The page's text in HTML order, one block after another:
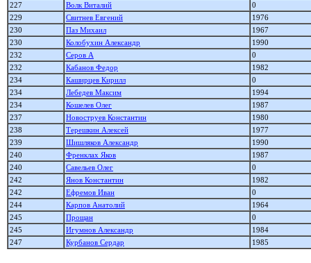
227
Волк Виталий
0
229
Свитнев Евгений
1976
230
Паз Михаил
1967
230
Колобухин Александр
1990
232
Серов А
0
232
Кабанов Федор
1982
234
Каширцев Кирилл
0
234
Лебедев Максим
1994
234
Кошелев Олег
1987
237
Новоструев Константин
1980
238
Терешкин Алексей
1977
239
Шишляков Александр
1990
240
Френклах Яков
1987
240
Савельев Олег
0
242
Янов Константин
1982
242
Ефремов Иван
0
244
Карпов Анатолий
1964
245
Прощан
0
245
Игумнов Александр
1984
247
Курбанов Сердар 1985